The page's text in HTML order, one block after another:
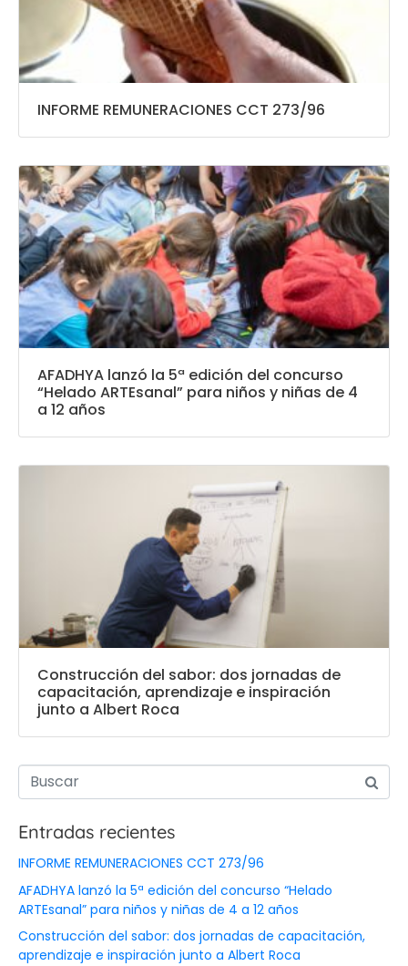
INFORME REMUNERACIONES CCT 273/96
AFADHYA lanzó la 5ª edición del concurso
“Helado ARTEsanal” para niños y niñas de 4
a 12 años
Construcción del sabor: dos jornadas de
capacitación, aprendizaje e inspiración
junto a Albert Roca
Entradas recientes
INFORME REMUNERACIONES CCT 273/96
AFADHYA lanzó la 5ª edición del concurso “Helado
ARTEsanal” para niños y niñas de 4 a 12 años
Construcción del sabor: dos jornadas de capacitación,
aprendizaje e inspiración junto a Albert Roca